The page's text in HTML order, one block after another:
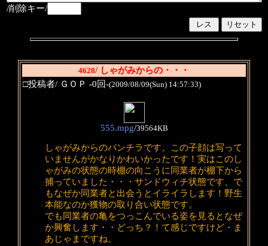
/削除キー/
4628/ しゃがみからの・・・
□投稿者/ ＧＯＰ -0回-(2009/08/09(Sun) 14:57:33)
555.mpg/39564KB
しゃがみからのパンチラです。この子顔は写って
いませんがかなりかわいかったです！実はこのし
ゃがみの状態の時棚の向こうに同業者が棚下から
捕っていました・・・サンドウィチ状態です、で
もなぜか同業者と出会うとイライラします！野生
本能なのか獲物の取り合い状態です。
でも同業者の亀をつっこんでいる姿を見るとなぜ
か興奮します・・どっち？！て感じですけど・ま
あじゃまですね。